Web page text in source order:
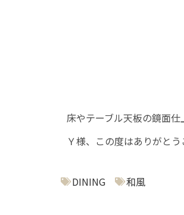
床やテーブル天板の鏡面仕
Ｙ様、この度はありがとう
DINING 和風